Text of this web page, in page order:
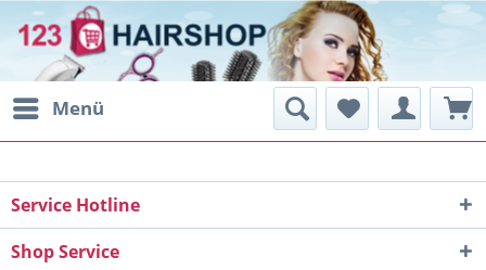
Menü
Service Hotline
Shop Service